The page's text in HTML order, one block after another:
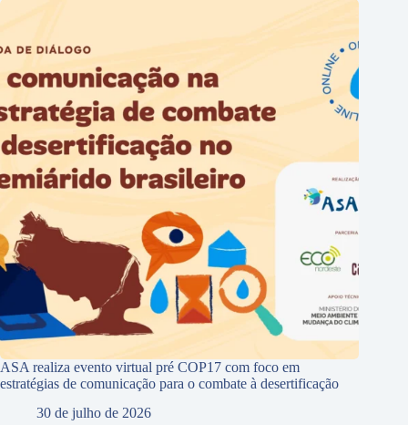
ASA realiza evento virtual pré COP17 com foco em
estratégias de comunicação para o combate à desertificação
30 de julho de 2026